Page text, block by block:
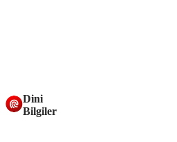
Dini
Bilgiler